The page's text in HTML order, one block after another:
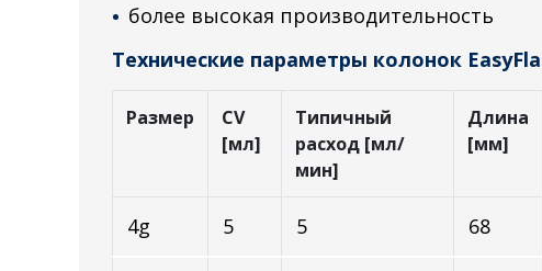
более высокая производительность
Технические параметры колонок
Размер
CV
[мл]
Типичный
расход [мл/
мин]
Длина
[мм]
4g 5 5 68